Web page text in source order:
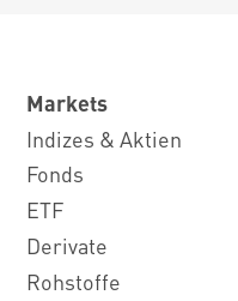
Markets
Indizes & Aktien
Fonds
ETF
Derivate
Rohstoffe